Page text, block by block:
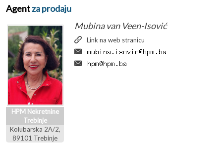
Agentza prodaju
HPM Nekretnine
Trebinje
Kolubarska 2A/2,
89101 Trebinje
Mubina van Veen-Isović
Link na web stranicu